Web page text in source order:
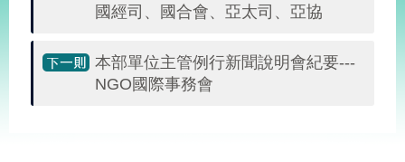
國經司、國合會、亞太司、亞協
本部單位主管例行新聞說明會紀要---
NGO國際事務會